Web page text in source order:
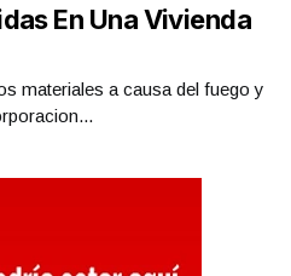
En Una Vivienda
materiales a causa del fuego y